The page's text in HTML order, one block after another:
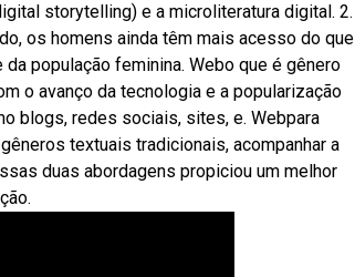
storytelling) e a microliteratura digital. 2.
os homens ainda têm mais acesso do que
população feminina. Webo que é gênero
o avanço da tecnologia e a popularização
blogs, redes sociais, sites, e. Webpara
textuais tradicionais, acompanhar a
duas abordagens propiciou um melhor